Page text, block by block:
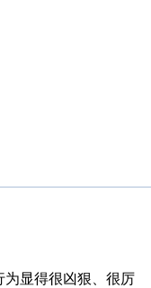
显得很凶狠、很厉